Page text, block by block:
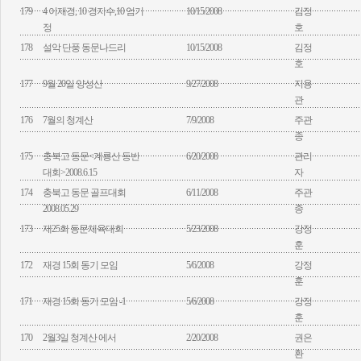
179
4 이재경, 10 경지수,10 엄기
정
10/15/2008
김정
호
178
설악 단풍 동문나드리 10/15/2008
김정
호
177
9월 20일 양성산 9/27/2008
지용
관
176
7월의 청계산 7/9/2008
주관
종
175
충북고 동문<계룡산 등반
대회>2008.6.15
6/20/2008
관리
자
174
충북고 동문 골프대회
2008.05.29
6/11/2008
주관
종
173
제25회 동문체육대회 5/23/2008
강정
훈
172
재경 15회 동기 모임 5/6/2008
강정
훈
171
재경 15회 동기 모임 -1 5/6/2008
강정
훈
170
2월3일 청계산 에서 2/20/2008
권은
환